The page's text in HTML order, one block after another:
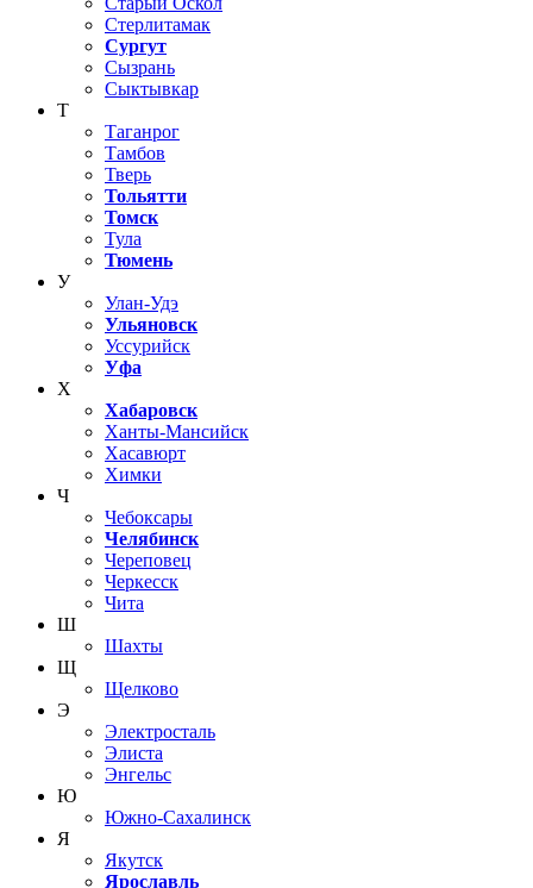
Стерлитамак
Сургут
Сызрань
Сыктывкар
Т
Таганрог
Тамбов
Тверь
Тольятти
Томск
Тула
Тюмень
У
Улан-Удэ
Ульяновск
Уссурийск
Уфа
Х
Хабаровск
Ханты-Мансийск
Хасавюрт
Химки
Ч
Чебоксары
Челябинск
Череповец
Черкесск
Чита
Ш
Шахты
Щ
Щелково
Э
Электросталь
Элиста
Энгельс
Ю
Южно-Сахалинск
Я
Якутск
Ярославль